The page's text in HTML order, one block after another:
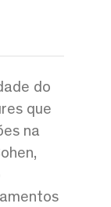
do
que
na